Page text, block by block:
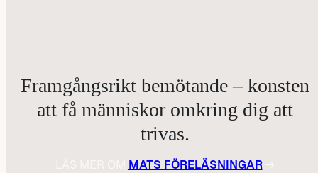
Framgångsrikt bemötande – konsten
att få människor omkring dig att
trivas.
MATS FÖRELÄSNINGAR→